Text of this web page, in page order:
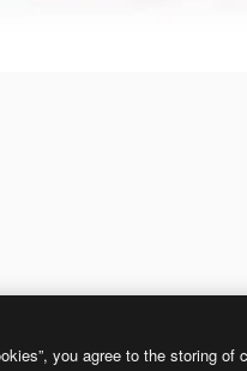
you agree to the storing